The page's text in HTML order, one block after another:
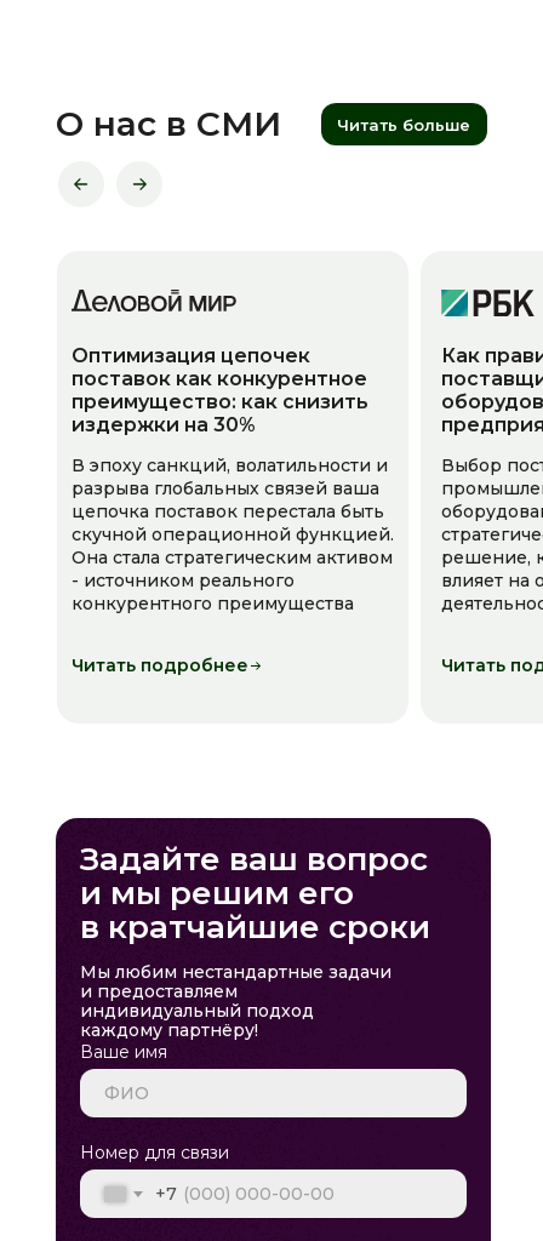
Читать больше
О нас в СМИ
Оптимизация цепочек
поставок как конкурентное
преимущество: как снизить
издержки на 30%
В эпоху санкций, волатильности и
разрыва глобальных связей ваша
цепочка поставок перестала быть
скучной операционной функцией.
Она стала стратегическим активом
- источником реального
конкурентного преимущества
Читать подробнее
Как
Выбор
решение,
влияет на
Читать
Задайте ваш вопрос
и мы решим его
в кратчайшие сроки
Мы любим нестандартные задачи
и предоставляем
индивидуальный подход
каждому партнёру!
Ваше имя
Номер для связи
+7